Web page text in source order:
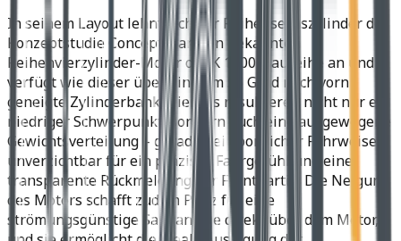
In seinem Layout lehnt sich der Reihensechszylinder der
Konzeptstudie Concept 6 an den bekannten
Reihenvierzylinder-Motor der K 1300-Baureihe an und
verfügt wie dieser über eine um 55 Grad nach vorn
geneigte Zylinderbank. Hieraus resultieren nicht nur ein
niedriger Schwerpunkt, sondern auch eine ausgewogene
Gewichtsverteilung – gerade bei sportlicher Fahrweise
unverzichtbar für ein präzises Fahrgefühl und eine
transparente Rückmeldung der Frontpartie. Die Neigung
des Motors schafft zudem Platz für eine
strömungsgünstige Sauganlage direkt über dem Motor,